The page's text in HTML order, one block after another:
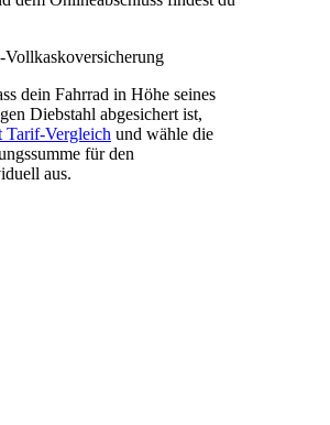
dein Fahrrad in Höhe seines
Diebstahl abgesichert ist,
Tarif-Vergleich und wähle die
für den
aus.